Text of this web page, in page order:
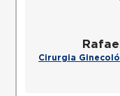
Cirurgia